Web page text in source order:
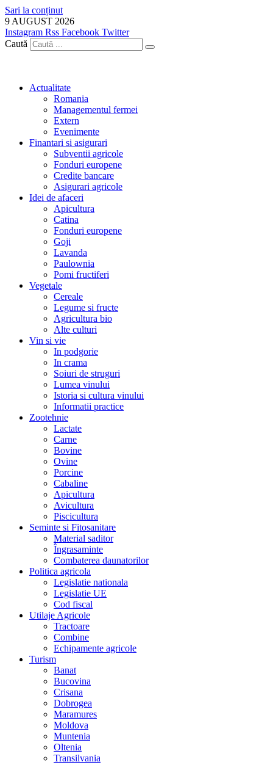
Sari la conținut
9 AUGUST 2026
Instagram Rss Facebook Twitter
Caută
Actualitate
Romania
Managementul fermei
Extern
Evenimente
Finantari si asigurari
Subventii agricole
Fonduri europene
Credite bancare
Asigurari agricole
Idei de afaceri
Apicultura
Catina
Fonduri europene
Goji
Lavanda
Paulownia
Pomi fructiferi
Vegetale
Cereale
Legume si fructe
Agricultura bio
Alte culturi
Vin si vie
In podgorie
In crama
Soiuri de struguri
Lumea vinului
Istoria si cultura vinului
Informatii practice
Zootehnie
Lactate
Carne
Bovine
Ovine
Porcine
Cabaline
Apicultura
Avicultura
Piscicultura
Seminte si Fitosanitare
Material saditor
Îngrasaminte
Combaterea daunatorilor
Politica agricola
Legislatie nationala
Legislatie UE
Cod fiscal
Utilaje Agricole
Tractoare
Combine
Echipamente agricole
Turism
Banat
Bucovina
Crisana
Dobrogea
Maramures
Moldova
Muntenia
Oltenia
Transilvania